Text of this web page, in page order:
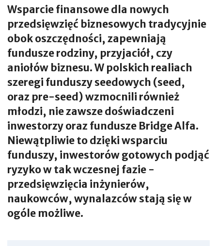
Wsparcie finansowe dla nowych
przedsięwzięć biznesowych tradycyjnie
obok oszczędności, zapewniają
fundusze rodziny, przyjaciół, czy
aniołów biznesu. W polskich realiach
szeregi funduszy seedowych (seed,
oraz pre-seed) wzmocnili również
młodzi, nie zawsze doświadczeni
inwestorzy oraz fundusze Bridge Alfa.
Niewątpliwie to dzięki wsparciu
funduszy, inwestorów gotowych podjąć
ryzyko w tak wczesnej fazie -
przedsięwzięcia inżynierów,
naukowców, wynalazców stają się w
ogóle możliwe.